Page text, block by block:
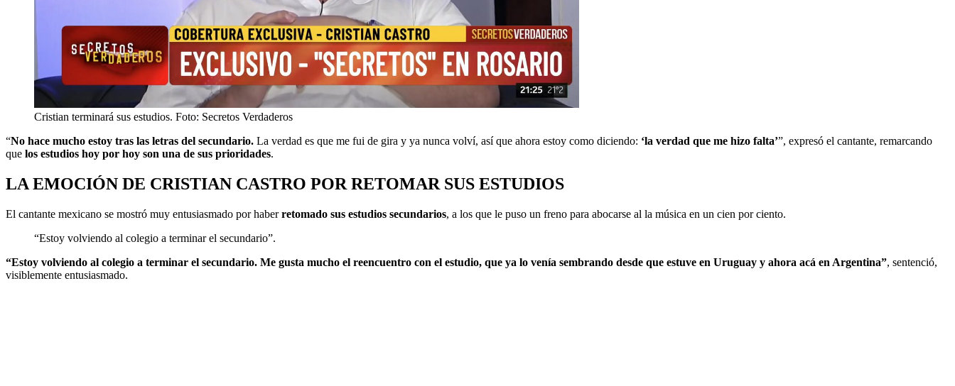
Cristian terminará sus estudios. Foto: Secretos Verdaderos
“No hace mucho estoy tras las letras del secundario. La verdad es que me fui de gira y ya nunca volví, así que ahora estoy como diciendo: ‘la verdad que me hizo falta’”, expresó el cantante, remarcando
que los estudios hoy por hoy son una de sus prioridades.
LA EMOCIÓN DE CRISTIAN CASTRO POR RETOMAR SUS ESTUDIOS
El cantante mexicano se mostró muy entusiasmado por haberretomado sus estudios secundarios, a los que le puso un freno para abocarse al la música en un cien por ciento.
“Estoy volviendo al colegio a terminar el secundario”.
“Estoy volviendo al colegio a terminar el secundario. Me gusta mucho el reencuentro con el estudio, que ya lo venía sembrando desde que estuve en Uruguay y ahora acá en Argentina”, sentenció,
visiblemente entusiasmado.